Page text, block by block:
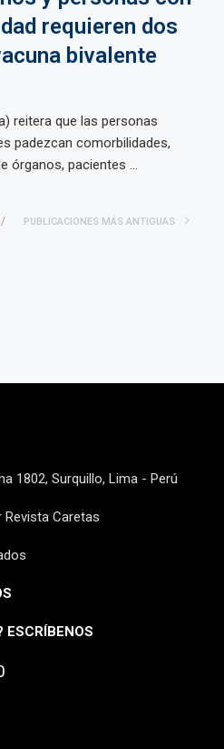
requieren dos
bivalente
reitera que las personas
padezcan comorbilidades,
órganos, pacientes ...
PUBLICACIONES MÁS ANTIGUAS
1802, Surquillo, Lima - Perú
Caretas
ESCRÍBENOS